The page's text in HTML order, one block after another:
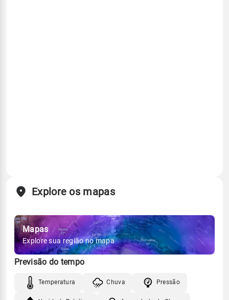
Explore os mapas
Mapas
Explore sua região no mapa
Previsão do tempo
Temperatura Chuva Pressão